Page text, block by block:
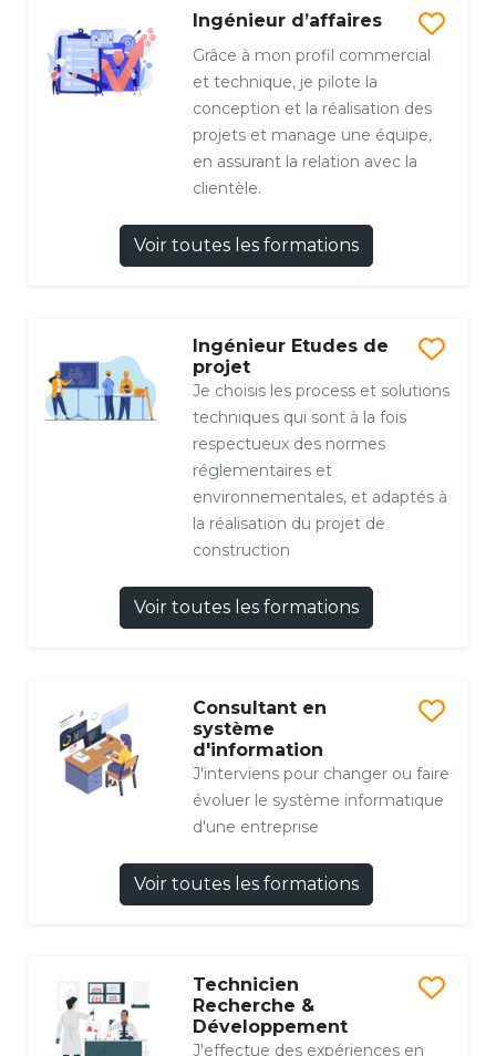
Ingénieur d’affaires
Grâce à mon profil commercial
et technique, je pilote la
conception et la réalisation des
projets et manage une équipe,
en assurant la relation avec la
clientèle.
Voir toutes les formations
Ingénieur Etudes de
projet
Je choisis les process et solutions
techniques qui sont à la fois
respectueux des normes
réglementaires et
environnementales, et adaptés à
la réalisation du projet de
construction
Voir toutes les formations
Consultant en
système
d'information
J'interviens pour changer ou faire
évoluer le système informatique
d'une entreprise
Voir toutes les formations
Technicien
Recherche &
Développement
J'effectue des expériences en